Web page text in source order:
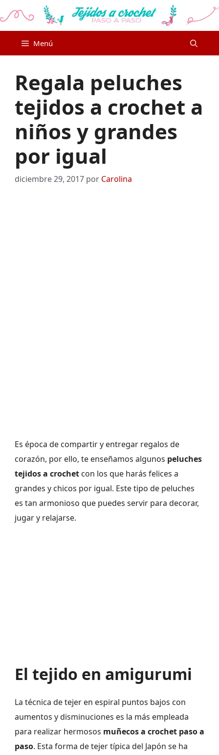
al
Menú
Regala peluches
tejidos a crochet a
niños y grandes
por igual
diciembre 29, 2017 por Carolina
Es época de compartir y entregar regalos de
corazón, por ello, te enseñamos algunos peluches
tejidos a crochet con los que harás felices a
grandes y chicos por igual. Este tipo de peluches
es tan armonioso que puedes servir para decorar,
jugar y relajarse.
El tejido en amigurumi
La técnica de tejer en espiral puntos bajos con
aumentos y disminuciones es la más empleada
para realizar hermosos muñecos a crochet paso a
paso. Esta forma de tejer típica del Japón se ha